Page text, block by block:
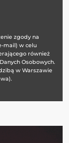
zgody na
mail) w celu
również
Osobowych.
w Warszawie